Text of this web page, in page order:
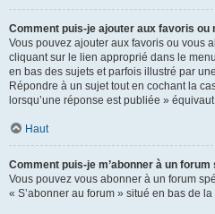
Comment puis-je ajouter aux favoris ou
Vous pouvez ajouter aux favoris ou vous
cliquant sur le lien approprié dans le
en bas des sujets et parfois illustré par
Répondre à un sujet tout en cochant la
lorsqu’une réponse est publiée »
Haut
Comment puis-je m’abonner à un forum
Vous pouvez vous abonner à un forum
« S’abonner au forum » situé en bas de la